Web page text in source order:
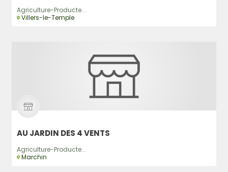
Agriculture-Producte...
Villers-le-Temple
AU JARDIN DES 4 VENTS
Agriculture-Producte...
Marchin